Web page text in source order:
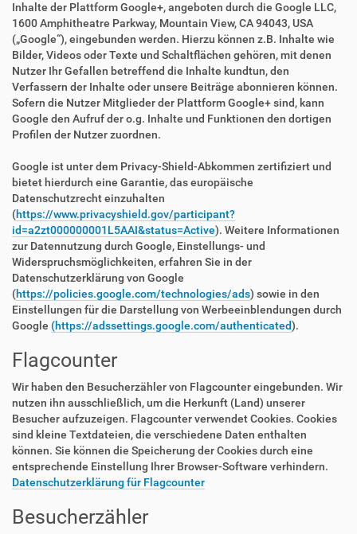
Inhalte der Plattform Google+, angeboten durch die Google LLC,
1600 Amphitheatre Parkway, Mountain View, CA 94043, USA
(„Google“), eingebunden werden. Hierzu können z.B. Inhalte wie
Bilder, Videos oder Texte und Schaltflächen gehören, mit denen
Nutzer Ihr Gefallen betreffend die Inhalte kundtun, den
Verfassern der Inhalte oder unsere Beiträge abonnieren können.
Sofern die Nutzer Mitglieder der Plattform Google+ sind, kann
Google den Aufruf der o.g. Inhalte und Funktionen den dortigen
Profilen der Nutzer zuordnen.
Google ist unter dem Privacy-Shield-Abkommen zertifiziert und
bietet hierdurch eine Garantie, das europäische
Datenschutzrecht einzuhalten
(https://www.privacyshield.gov/participant?
id=a2zt000000001L5AAI&status=Active). Weitere Informationen
zur Datennutzung durch Google, Einstellungs- und
Widerspruchsmöglichkeiten, erfahren Sie in der
Datenschutzerklärung von Google
(https://policies.google.com/technologies/ads) sowie in den
Einstellungen für die Darstellung von Werbeeinblendungen durch
Google (https://adssettings.google.com/authenticated).
Flagcounter
Wir haben den Besucherzähler von Flagcounter eingebunden. Wir
nutzen ihn ausschließlich, um die Herkunft (Land) unserer
Besucher aufzuzeigen. Flagcounter verwendet Cookies. Cookies
sind kleine Textdateien, die verschiedene Daten enthalten
können. Sie können die Speicherung der Cookies durch eine
entsprechende Einstellung Ihrer Browser-Software verhindern.
Datenschutzerklärung für Flagcounter
Besucherzähler